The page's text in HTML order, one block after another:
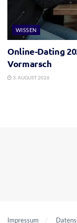
WISSEN
Online-Dating
Vormarsch
3. AUGUST 2026
Impressum